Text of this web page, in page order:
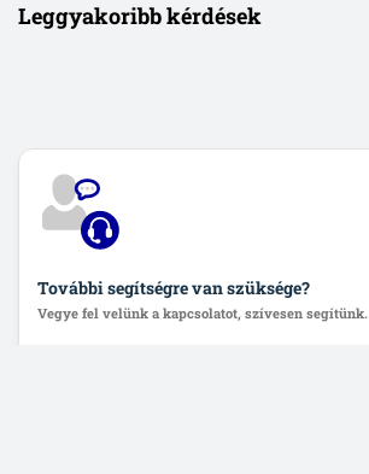
Leggyakoribb kérdések
További segítségre van szüksége?
Vegye fel velünk a kapcsolatot, szívesen segítünk.